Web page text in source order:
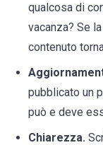
qualcosa di
vacanza? Se
contenuto
pubblicato un
può e deve
Chiarezza.